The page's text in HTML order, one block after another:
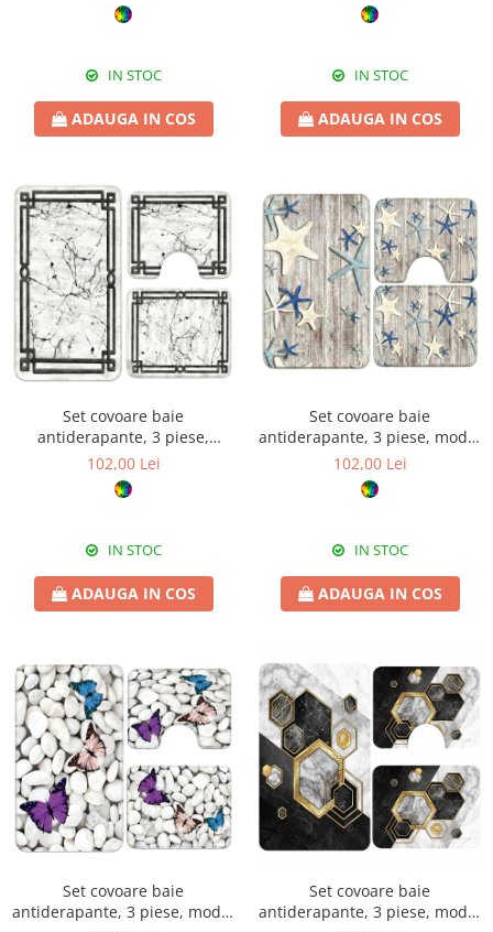
IN STOC
ADAUGA IN COS
IN STOC
ADAUGA IN COS
Set covoare baie
antiderapante, 3 piese,
design marmură cu ramă
decorativă
102,00 Lei
IN STOC
ADAUGA IN COS
Set covoare baie
antiderapante, 3 piese, model
marin cu stele de mare
102,00 Lei
IN STOC
ADAUGA IN COS
Set covoare baie
antiderapante, 3 piese, model
Set covoare baie
antiderapante, 3 piese, model